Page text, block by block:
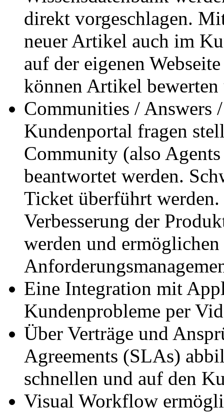
direkt vorgeschlagen.
neuer Artikel auch im
auf der eigenen
können Artikel bewerten
Communities / Answers
Kundenportal fragen
Community (also
beantwortet werden.
Ticket überführt
Verbesserung der
werden und ermöglichen
Eine Integration mit
Kundenprobleme per
Über Verträge und
Agreements (SLAs)
schnellen und auf den
Visual Workflow